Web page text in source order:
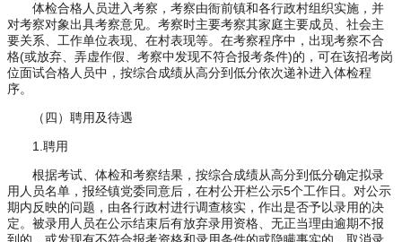
体检合格人员进入考察，考察由衙前镇和各行政村组织实施，并
对考察对象出具考察意见。考察时主要考察其家庭主要成员、社会主
要关系、工作单位表现、在村表现等。在考察程序中，出现考察不合
格(或放弃、弄虚作假、考察中发现不符合报考条件)的，可在该招考岗
位面试合格人员中，按综合成绩从高分到低分依次递补进入体检程
序。
（四）聘用及待遇
1.聘用
根据考试、体检和考察结果，按综合成绩从高分到低分确定拟录
用人员名单，报经镇党委同意后，在村公开栏公示5个工作日。对公示
期内反映的问题，由各行政村进行调查核实，作出是否予以录用的决
定。被录用人员在公示结束后有放弃录用资格、无正当理由逾期不报